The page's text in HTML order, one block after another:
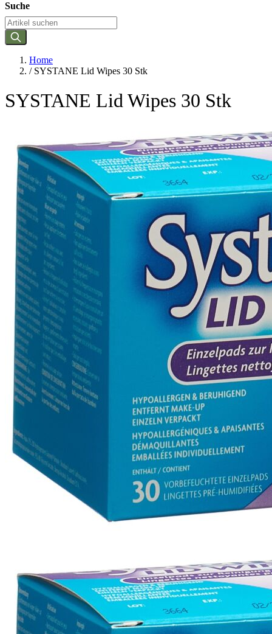
Suche
Home
/ SYSTANE Lid Wipes 30 Stk
SYSTANE Lid Wipes 30 Stk